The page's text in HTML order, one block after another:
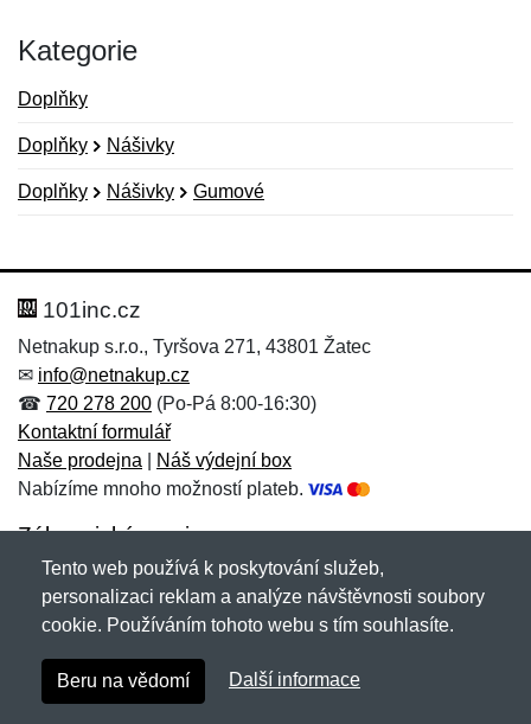
Kategorie
Doplňky
Doplňky Nášivky
Doplňky Nášivky Gumové
Hodnocení:
Jméno: *
Zpráva*
Jméno:
E-mail:*
101inc.cz
Netnakup s.r.o., Tyršova 271, 43801 Žatec
✉ info@netnakup.cz
☎ 720 278 200 (Po-Pá 8:00-16:30)
Kontaktní formulář
Naše prodejna
Náš výdejní box
Nabízíme mnoho možností plateb.
Zákaznický servis
Novinky emailem
Copyright © 2007-2026 (19 let s vámi)Netnakup.cz
NetIQ. Všechna práva vyhrazena.
Tento web používá k poskytování služeb,
personalizaci reklam a analýze návštěvnosti soubory
cookie. Používáním tohoto webu s tím souhlasíte.
Beru na vědomí Další informace